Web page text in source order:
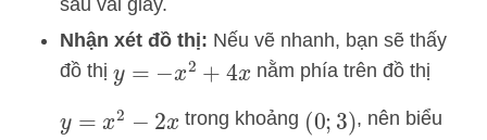
Nhận xét đồ thị: Nếu vẽ nhanh, bạn sẽ thấy
đồ thị y =− x2+4x nằm phía trên đồ thị
y =x 2− 2x trong khoảng (0; 3) , nên biểu